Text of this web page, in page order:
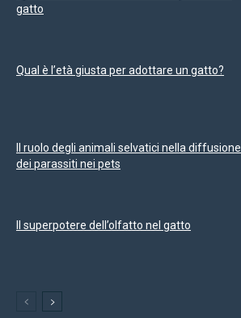
gatto
Qual è l’età giusta per adottare un gatto?
Il ruolo degli animali selvatici nella diffusione
dei parassiti nei pets
Il superpotere dell’olfatto nel gatto